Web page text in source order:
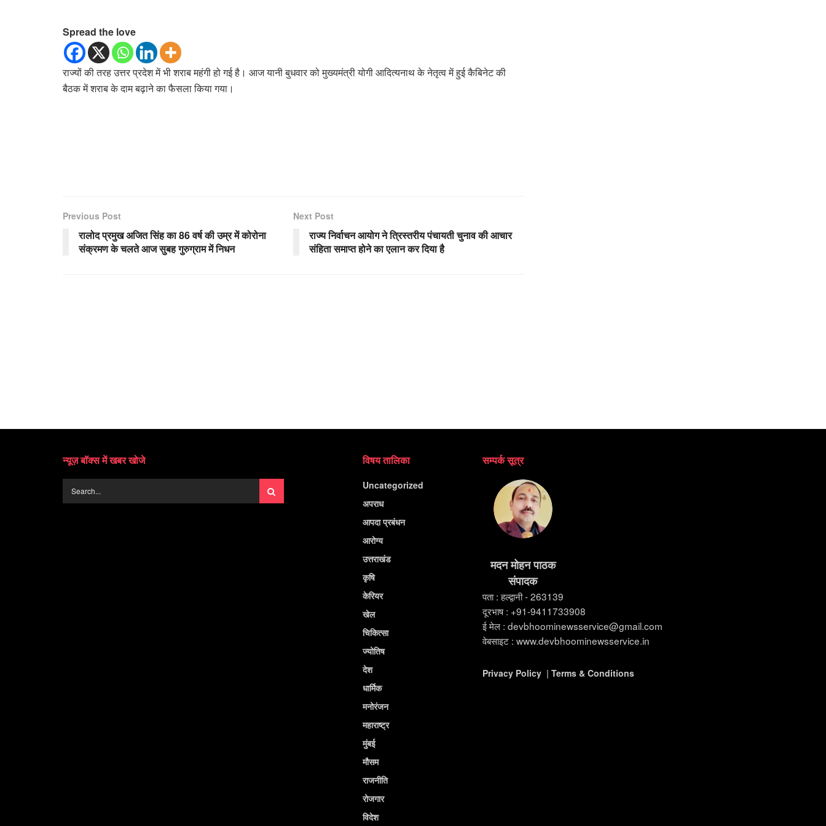
Spread the love
राज्यों की तरह उत्तर प्रदेश में भी शराब महंगी हो गई है। आज यानी बुधवार को मुख्यमंत्री योगी आदित्यनाथ के नेतृत्व में हुई कैबिनेट की
बैठक में शराब के दाम बढ़ाने का फैसला किया गया।
Previous Post
रालोद प्रमुख अजित सिंह का 86 वर्ष की उम्र में कोरोना
संक्रमण के चलते आज सुबह गुरुग्राम में निधन
Next Post
राज्य निर्वाचन आयोग ने त्रिस्तरीय पंचायती चुनाव की आचार
संहिता समाप्त होने का एलान कर दिया है
न्यूज़ बॉक्स में खबर खोजे विषय तालिका
Uncategorized
अपराध
आपदा प्रबंधन
आरोग्य
उत्तराखंड
कृषि
केरियर
खेल
चिकित्सा
ज्योतिष
देश
धार्मिक
मनोरंजन
महाराष्ट्र
मुंबई
मौसम
राजनीति
रोजगार
विदेश
सम्पर्क सूत्र
मदन मोहन पाठक
संपादक
पता : हल्द्वानी - 263139
दूरभाष : +91-9411733908
ई मेल : devbhoominewsservice@gmail.com
वेबसाइट : www.devbhoominewsservice.in
Privacy Policy| Terms & Conditions